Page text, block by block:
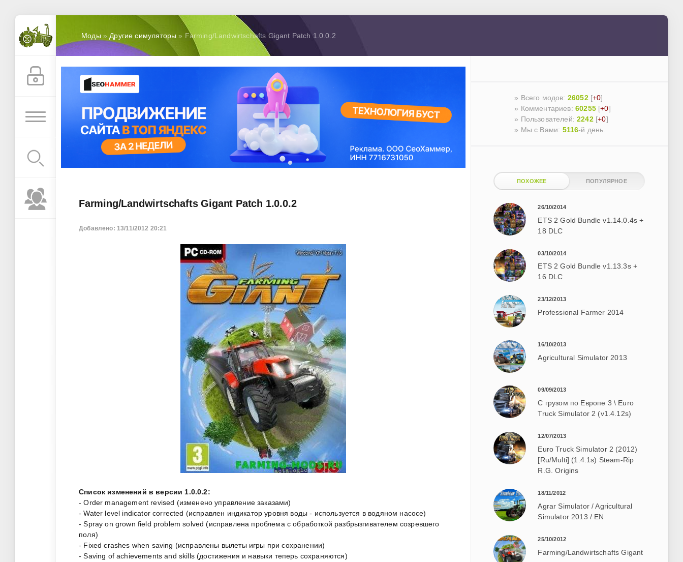
Моды» Другие симуляторы » Farming/Landwirtschafts Gigant Patch 1.0.0.2
Farming/Landwirtschafts Gigant Patch 1.0.0.2
Добавлено: 13/11/2012 20:21
Список изменений в версии 1.0.0.2:
- Order management revised (изменено управление заказами)
- Water level indicator corrected (исправлен индикатор уровня воды - используется в водяном насосе)
- Spray on grown field problem solved (исправлена проблема с обработкой разбрызгивателем созревшего
поля)
- Fixed crashes when saving (исправлены вылеты игры при сохранении)
- Saving of achievements and skills (достижения и навыки теперь сохраняются)
» Всего модов: 26052[+0]
» Комментариев: 60255[+0]
» Пользователей:2242[+0]
» Мы с Вами: 5116-й день.
ПОХОЖЕЕ ПОПУЛЯРНОЕ
26/10/2014
ETS 2 Gold Bundle v1.14.0.4s +
18 DLC
03/10/2014
ETS 2 Gold Bundle v1.13.3s +
16 DLC
23/12/2013
Professional Farmer 2014
16/10/2013
Agricultural Simulator 2013
09/09/2013
С грузом по Европе 3 \ Euro
Truck Simulator 2 (v1.4.12s)
12/07/2013
Euro Truck Simulator 2 (2012)
[Ru/Multi] (1.4.1s) Steam-Rip
R.G. Origins
18/11/2012
Agrar Simulator / Agricultural
Simulator 2013 / EN
25/10/2012
Farming/Landwirtschafts Gigant